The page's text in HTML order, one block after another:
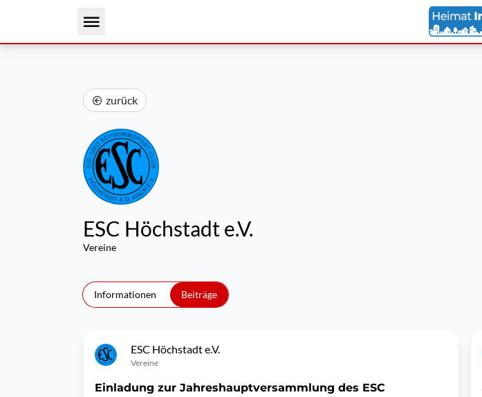
zurück
ESC Höchstadt e.V.
Vereine
Informationen Beiträge
ESC Höchstadt e.V.
Vereine
Einladung zur Jahreshauptversammlung des ESC